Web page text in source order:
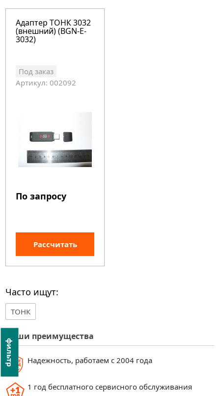
фильтр
Наши преимущества
Надежность, работаем с 2004 года
1 год бесплатного сервисного обслуживания
Адаптер ТОНК 3032
(внешний) (BGN-E-
3032)
Под заказ
Артикул: 002092
По запросу
Рассчитать
Часто ищут:
ТОНК